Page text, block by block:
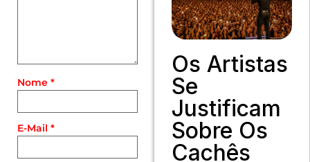
Nome *
E-Mail *
Os Artistas
Se
Justificam
Sobre Os
Cachês